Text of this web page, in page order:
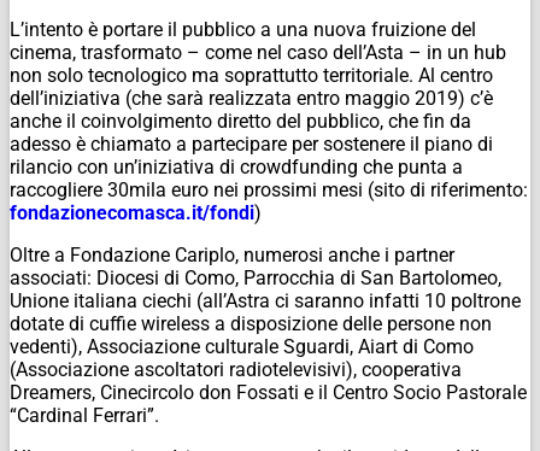
L’intento è portare il pubblico a una nuova fruizione del
cinema, trasformato – come nel caso dell’Asta – in un hub
non solo tecnologico ma soprattutto territoriale. Al centro
dell’iniziativa (che sarà realizzata entro maggio 2019) c’è
anche il coinvolgimento diretto del pubblico, che fin da
adesso è chiamato a partecipare per sostenere il piano di
rilancio con un’iniziativa di crowdfunding che punta a
raccogliere 30mila euro nei prossimi mesi (sito di riferimento:
fondazionecomasca.it/fondi)
Oltre a Fondazione Cariplo, numerosi anche i partner
associati: Diocesi di Como, Parrocchia di San Bartolomeo,
Unione italiana ciechi (all’Astra ci saranno infatti 10 poltrone
dotate di cuffie wireless a disposizione delle persone non
vedenti), Associazione culturale Sguardi, Aiart di Como
(Associazione ascoltatori radiotelevisivi), cooperativa
Dreamers, Cinecircolo don Fossati e il Centro Socio Pastorale
“Cardinal Ferrari”.